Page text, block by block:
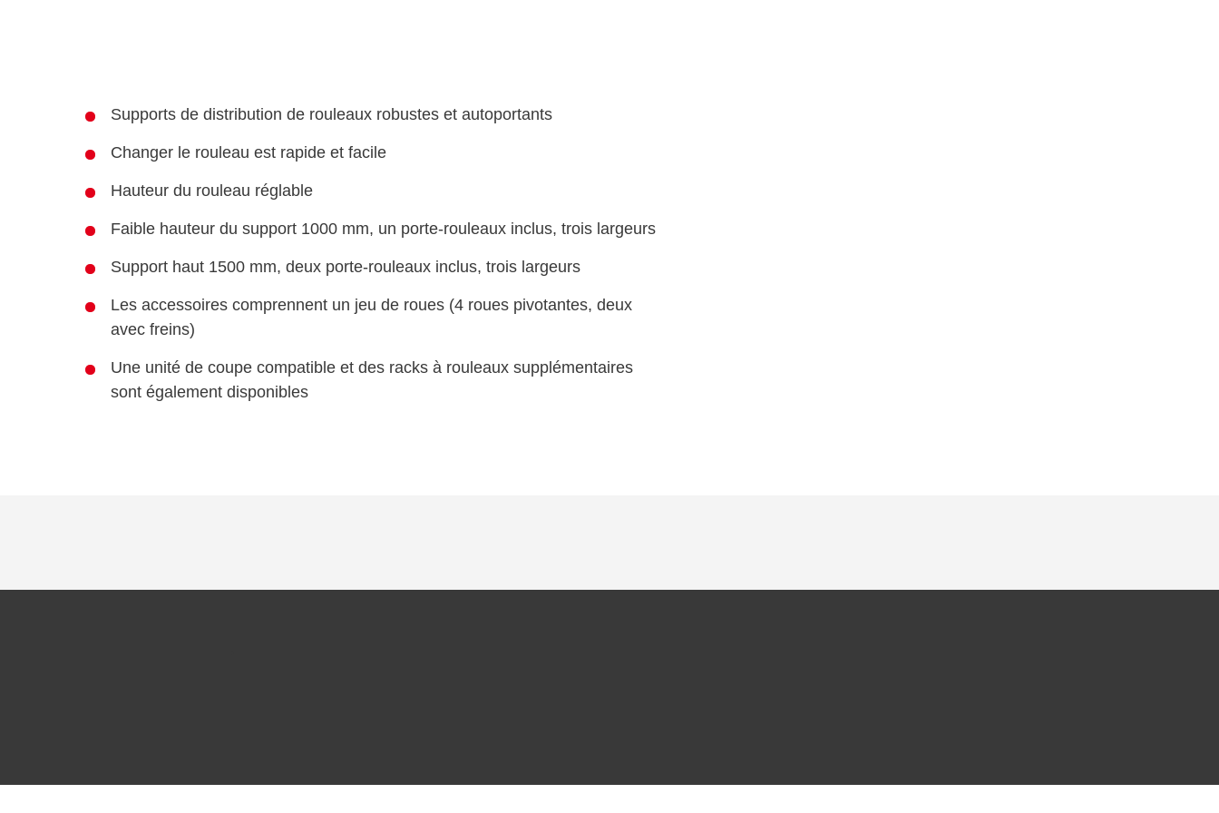
Supports de distribution de rouleaux robustes et autoportants
Changer le rouleau est rapide et facile
Hauteur du rouleau réglable
Faible hauteur du support 1000 mm, un porte-rouleaux inclus, trois largeurs
Support haut 1500 mm, deux porte-rouleaux inclus, trois largeurs
Les accessoires comprennent un jeu de roues (4 roues pivotantes, deux
avec freins)
Une unité de coupe compatible et des racks à rouleaux supplémentaires
sont également disponibles